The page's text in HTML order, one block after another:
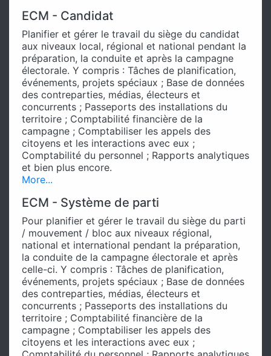
ECM - Candidat
Planifier et gérer le travail du siège du candidat
aux niveaux local, régional et national pendant la
préparation, la conduite et après la campagne
électorale. Y compris : Tâches de planification,
événements, projets spéciaux ; Base de données
des contreparties, médias, électeurs et
concurrents ; Passeports des installations du
territoire ; Comptabilité financière de la
campagne ; Comptabiliser les appels des
citoyens et les interactions avec eux ;
Comptabilité du personnel ; Rapports analytiques
et bien plus encore.
More...
ECM - Système de parti
Pour planifier et gérer le travail du siège du parti
/ mouvement / bloc aux niveaux régional,
national et international pendant la préparation,
la conduite de la campagne électorale et après
celle-ci. Y compris : Tâches de planification,
événements, projets spéciaux ; Base de données
des contreparties, médias, électeurs et
concurrents ; Passeports des installations du
territoire ; Comptabilité financière de la
campagne ; Comptabiliser les appels des
citoyens et les interactions avec eux ;